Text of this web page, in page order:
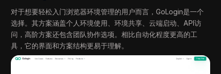
对于想要轻松入门浏览器环境管理的用户而言，GoLogin是一个
选择。其方案涵盖个人环境使用、环境共享、云端启动、API访
问，高阶方案还包含团队协作选项。相比自动化程度更高的工
具，它的界面和方案结构更易于理解。